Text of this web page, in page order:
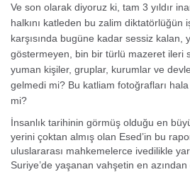
Ve son olarak diyoruz ki, tam 3 yıldır
halkını katleden bu zalim diktatörlüğün
karşısında bugüne kadar sessiz kalan,
göstermeyen, bin bir türlü mazeret ileri
yuman kişiler, gruplar, kurumlar ve
gelmedi mi? Bu katliam fotoğrafları
mi?
İnsanlık tarihinin görmüş olduğu en
yerini çoktan almış olan Esed’in bu
uluslararası mahkemelerce ivedilikle
Suriye’de yaşanan vahşetin en